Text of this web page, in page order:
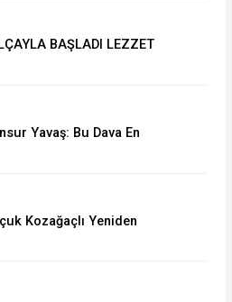
BAŞLADI LEZZET
Yavaş: Bu Dava En
Kozağaçlı Yeniden